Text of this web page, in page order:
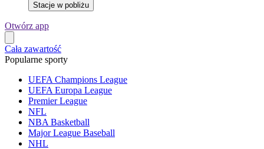
Stacje w pobliżu
Otwórz app
Cała zawartość
Popularne sporty
UEFA Champions League
UEFA Europa League
Premier League
NFL
NBA Basketball
Major League Baseball
NHL